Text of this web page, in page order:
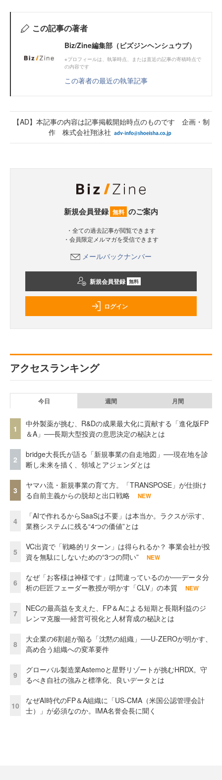
この記事の著者
Biz/Zine編集部（ビズジンヘンシュウブ）
※プロフィールは、執筆時点、または直近の記事の寄稿時点で
の内容です
この著者の最近の執筆記事
【AD】本記事の内容は記事掲載開始時点のものです 企画・制
作 株式会社翔泳社
新規会員登録 無料 のご案内
・全ての過去記事が閲覧できます
・会員限定メルマガを受信できます
メールバックナンバー
新規会員登録 無料
ログイン
アクセスランキング
今日 週間 月間
1
中外製薬が挑む、R&Dの成果最大化に貢献する「進化版FP
＆A」──長期大型投資の意思決定の秘訣とは
2
bridge大長氏が語る「新規事業の自走地図」──現在地を診
断し未来を描く、領域とアジェンダとは
3
ヤマハ流・新規事業の育て方。「TRANSPOSE」が仕掛け
る自前主義からの脱却と出口戦略
NEW
4
「AIで作れるからSaaSは不要」は本当か。ラクスが示す、
業務システムに残る“4つの価値”とは
5
VC出資で「戦略的リターン」は得られるか？ 事業会社が投
資を無駄にしないための“3つの問い”
NEW
6
なぜ「お客様は神様です」は間違っているのか──データ分
析の巨匠フェーダー教授が明かす「CLV」の本質
NEW
7
NECの最高益を支えた、FP＆Aによる短期と長期利益のジ
レンマ克服──経営可視化と人材育成の秘訣とは
8
大企業の6割超が陥る「沈黙の組織」──U-ZEROが明かす、
高め合う組織への変革要件
9
グローバル製造業Astemoと星野リゾートが挑むHRDX。守
るべき自社の強みと標準化、良いデータとは
10
なぜAI時代のFP＆A組織に「US-CMA（米国公認管理会計
士）」が必須なのか。IMA名誉会長に聞く